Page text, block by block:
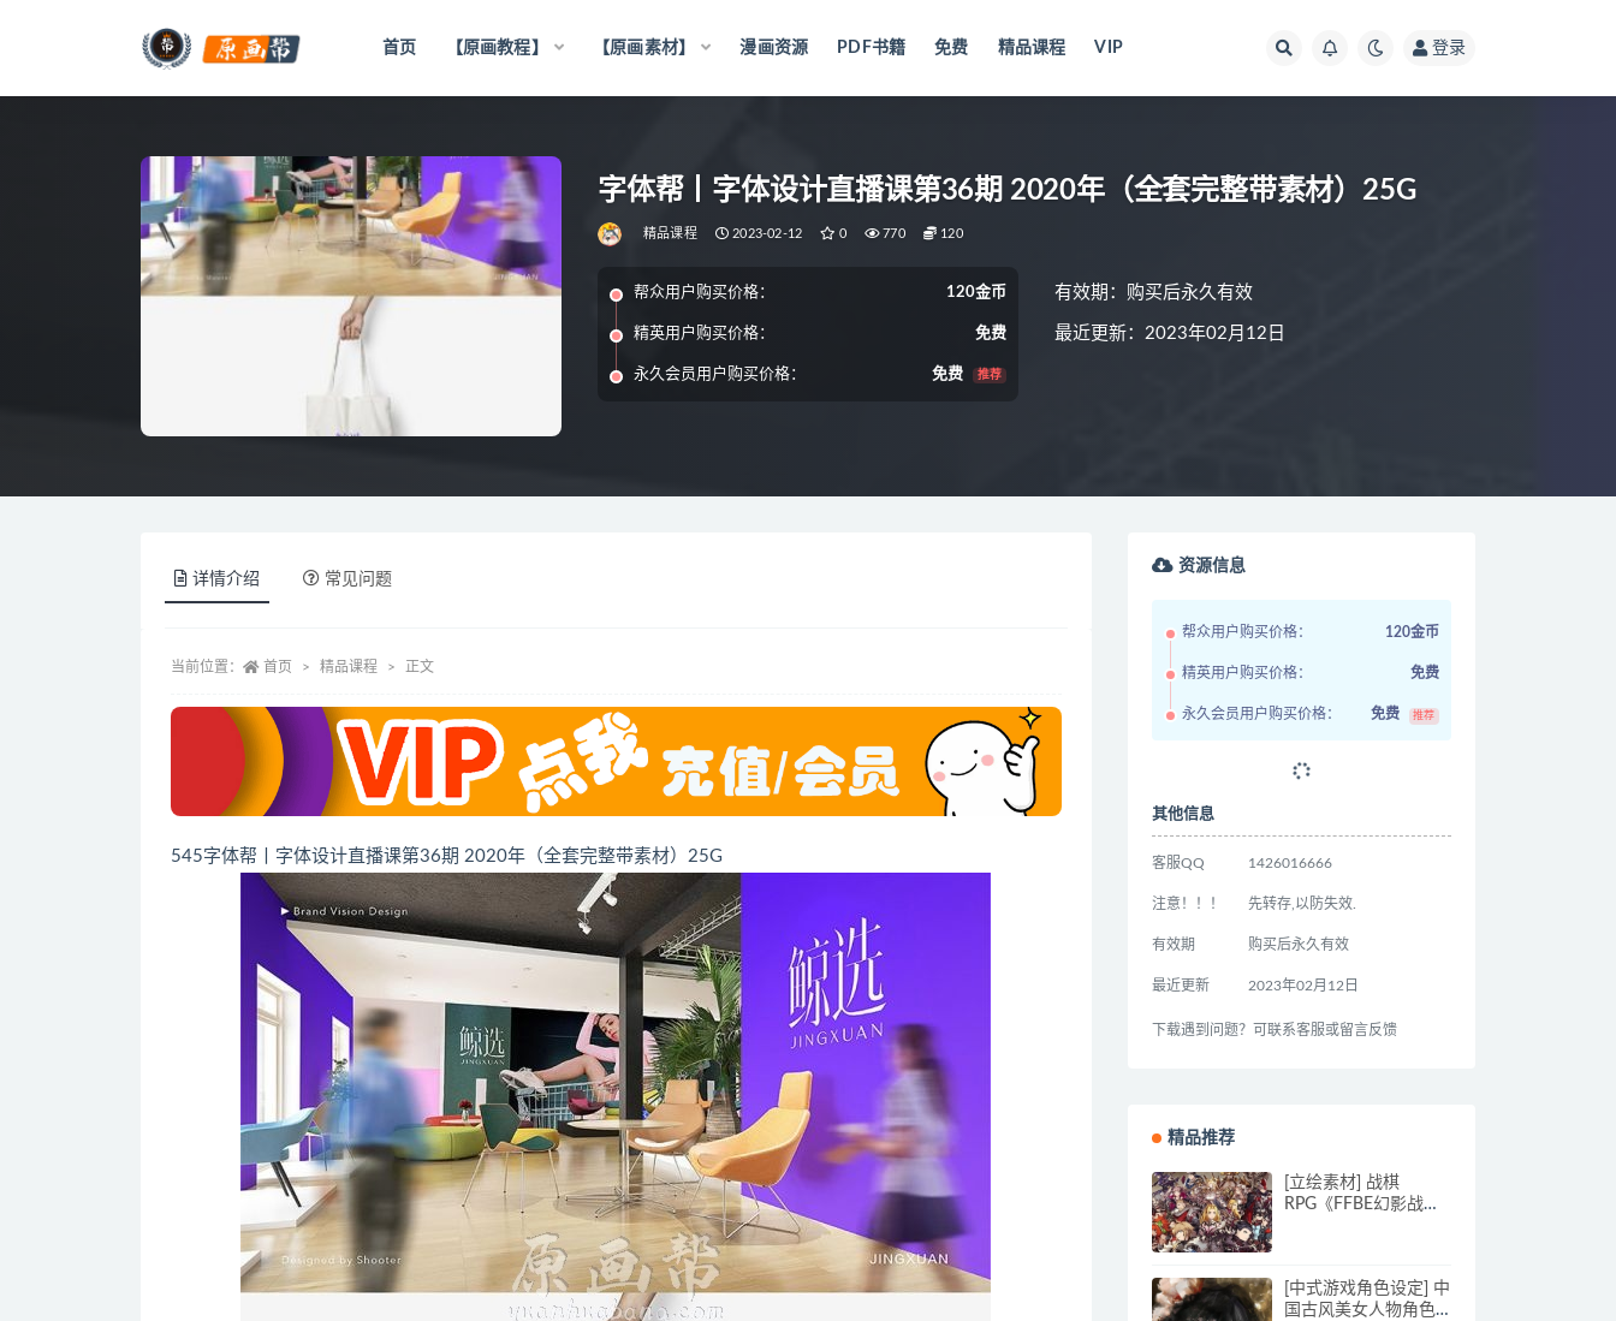
首页 【原画教程】 【原画素材】 漫画资源 PDF书籍 免费 精品课程 VIP 登录
字体帮丨字体设计直播课第36期 2020年（全套完整带素材）25G
精品课程 2023-02-12 0 770 120
帮众用户购买价格： 120金币
精英用户购买价格： 免费
永久会员用户购买价格： 免费 推荐
有效期：购买后永久有效
最近更新：2023年02月12日
详情介绍 常见问题
当前位置： 首页 精品课程 正文
545字体帮丨字体设计直播课第36期 2020年（全套完整带素材）25G
资源信息
帮众用户购买价格： 120金币
精英用户购买价格： 免费
永久会员用户购买价格： 免费 推荐
其他信息
客服QQ 1426016666
注意！！！ 先转存,以防失效.
有效期 购买后永久有效
最近更新 2023年02月12日
下载遇到问题？可联系客服或留言反馈
精品推荐
[立绘素材] 战棋
RPG《FFBE幻影战
[中式游戏角色设定] 中
国古风美女人物角色